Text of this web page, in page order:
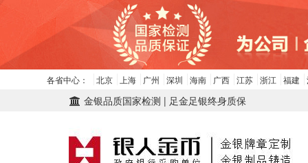
各省中心： 北京 上海 广州 深圳 海南 广西 江苏 浙江 福建
金银品质国家检测 | 足金足银终身质保